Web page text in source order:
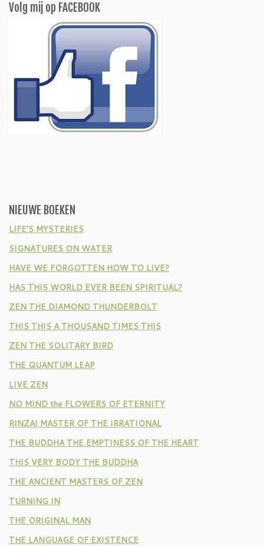
Volg mij op FACEBOOK
NIEUWE BOEKEN
LIFE’S MYSTERIES
SIGNATURES ON WATER
HAVE WE FORGOTTEN HOW TO LIVE?
HAS THIS WORLD EVER BEEN SPIRITUAL?
ZEN THE DIAMOND THUNDERBOLT
THIS THIS A THOUSAND TIMES THIS
ZEN THE SOLITARY BIRD
THE QUANTUM LEAP
LIVE ZEN
NO MIND the FLOWERS OF ETERNITY
RINZAI MASTER OF THE IRRATIONAL
THE BUDDHA THE EMPTINESS OF THE HEART
THIS VERY BODY THE BUDDHA
THE ANCIENT MASTERS OF ZEN
TURNING IN
THE ORIGINAL MAN
THE LANGUAGE OF EXISTENCE